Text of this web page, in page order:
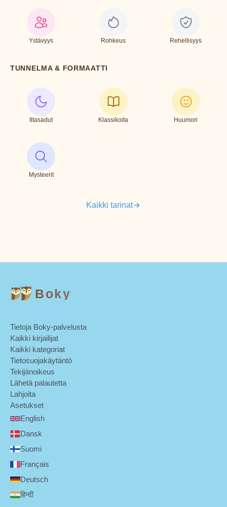
Ystävyys Rohkeus Rehellisyys
TUNNELMA & FORMAATTI
Iltasadut Klassikoita Huumori
Mysteerit
Kaikki tarinat
Boky
Tietoja Boky-palvelusta
Kaikki kirjailijat
Kaikki kategoriat
Tietosuojakäytäntö
Tekijänoikeus
Lähetä palautetta
Lahjoita
Asetukset
English
Dansk
Suomi
Français
Deutsch
हिन्दी